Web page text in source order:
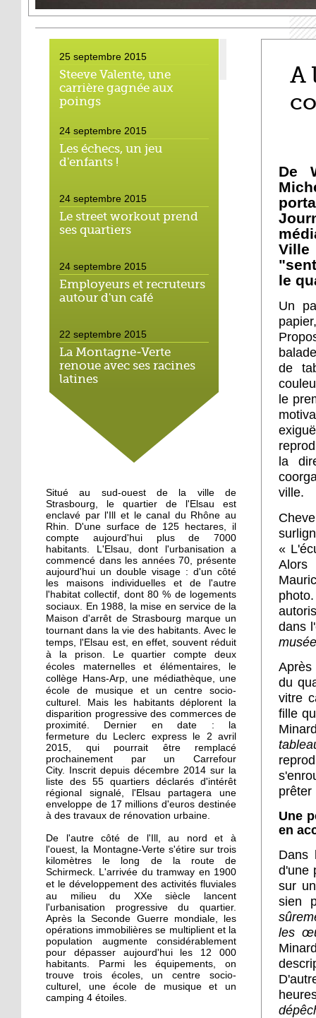
25 septembre 2015
Steeve Valente, une
carrière gagnée aux
poings
24 septembre 2015
Les échecs, un jeu
d'enfants !
24 septembre 2015
Le street workout prend
ses quartiers
24 septembre 2015
Employeurs et recruteurs
autour d'un café
22 septembre 2015
La Montagne-Verte
renoue avec ses racines
latines
22 septembre 2015
Un Carrefour Contact à
l'Elsau courant automne
A l'Elsau, une balade
haute en couleur
18 septembre 2015
A Emmaüs Montagne-
Verte, le tri s'organise
pour les migrants
18 septembre 2015
La recherche d'emploi
autour d'un café
17 septembre 2015
Notre sélection pour les
Journées du patrimoine
à l'Elsau et la Montagne-
Verte
16 septembre 2015
Un camping adepte du
bon voisinage
15 septembre 2015
Dons records à Emmaüs
en faveur des réfugiés
26 septembre 2014
Des cours de vélo pour
favoriser l'insertion
26 septembre 2014
Femmes de Paroles
Situé au sud-ouest de la ville de
Strasbourg, le quartier de l'Elsau est
enclavé par l'Ill et le canal du Rhône au
Rhin. D'une surface de 125 hectares, il
compte aujourd'hui plus de 7000
habitants. L'Elsau, dont l'urbanisation a
commencé dans les années 70, présente
aujourd'hui un double visage : d'un côté
les maisons individuelles et de l'autre
l'habitat collectif, dont 80 % de logements
sociaux. En 1988, la mise en service de la
Maison d'arrêt de Strasbourg marque un
tournant dans la vie des habitants. Avec le
temps, l'Elsau est, en effet, souvent réduit
à la prison.
Le quartier comptedeux
écoles maternelles et élémentaires, le
collège Hans-Arp, une médiathèque, une
école de musique et un centre socio-
culturel. Mais les habitants déplorent la
disparition progressive des commerces de
proximité. Dernier en date : la
fermeture du Leclerc express le 2 avril
2015, qui pourrait être remplacé
prochainement par un Carrefour
City. Inscrit depuis décembre 2014 sur la
liste des 55 quartiers déclarés d'intérêt
régional signalé, l'Elsau partagera une
enveloppe de 17 millions d'euros destinée
à des travaux de rénovation urbaine.
De l'autre côté de l'Ill, au nord et à
l'ouest, la Montagne-Verte s'étire sur trois
kilomètres le long de la route de
Schirmeck. L'arrivée du tramway en 1900
et l e développement des activités fluviales
au milieu du XXe siècle
lancent
l'urbanisation progressive du quartier.
Après la Seconde Guerre mondiale, les
opérations immobilières se multiplient et la
population augmente considérablement
pour dépasser aujourd'hui les 12 000
habitants. Parmi les équipements, on
trouve trois écoles, un centre socio-
culturel, une école de musique et un
camping 4 étoiles.
A
De
le
Un
de
le
la
ville.
«
Alors
dans
du
vitre
fille
prêter
Une
en
Dans
d'une
sur
sien
les